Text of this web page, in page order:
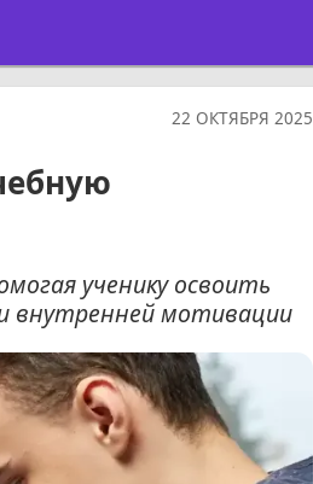
22 ОКТЯБРЯ 2025
ученику освоить
внутренней мотивации